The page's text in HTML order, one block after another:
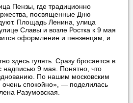
Пензы, где традиционно
посвященные Дню
Площадь Ленина, улица
Славы и возле Ростка к 9 мая
оформление и пензенцам, и
здесь гулять. Сразу бросается в
надписью 9 мая. Понятно, что
По нашим московским
очень спокойно», — поделилась
Разумовская.